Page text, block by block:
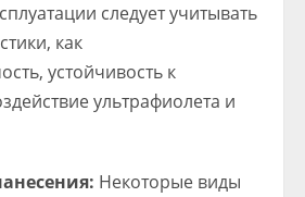
следует учитывать
как
устойчивость к
ультрафиолета и
Некоторые виды